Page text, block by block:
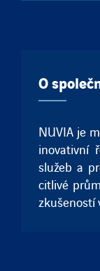
O
NUVIA je
inovativní
služeb a
citlivé
zkušeností